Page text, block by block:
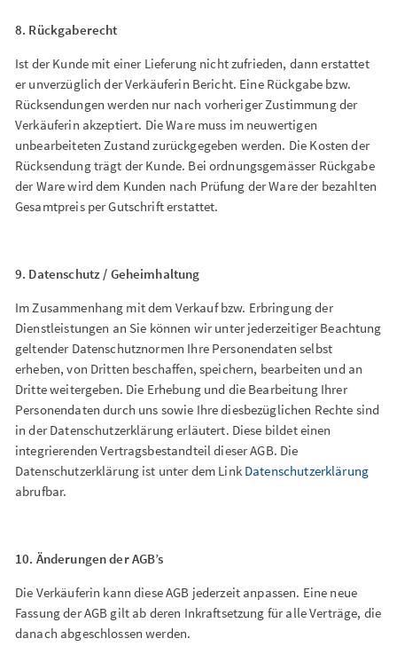
8. Rückgaberecht
Ist der Kunde mit einer Lieferung nicht zufrieden, dann erstattet
er unverzüglich der Verkäuferin Bericht. Eine Rückgabe bzw.
Rücksendungen werden nur nach vorheriger Zustimmung der
Verkäuferin akzeptiert. Die Ware muss im neuwertigen
unbearbeiteten Zustand zurückgegeben werden. Die Kosten der
Rücksendung trägt der Kunde. Bei ordnungsgemässer Rückgabe
der Ware wird dem Kunden nach Prüfung der Ware der bezahlten
Gesamtpreis per Gutschrift erstattet.
9. Datenschutz / Geheimhaltung
Im Zusammenhang mit dem Verkauf bzw. Erbringung der
Dienstleistungen an Sie können wir unter jederzeitiger Beachtung
geltender Datenschutznormen Ihre Personendaten selbst
erheben, von Dritten beschaffen, speichern, bearbeiten und an
Dritte weitergeben. Die Erhebung und die Bearbeitung Ihrer
Personendaten durch uns sowie Ihre diesbezüglichen Rechte sind
in der Datenschutzerklärung erläutert. Diese bildet einen
integrierenden Vertragsbestandteil dieser AGB. Die
Datenschutzerklärung ist unter dem Link Datenschutzerklärung
abrufbar.
10. Änderungen der AGB’s
Die Verkäuferin kann diese AGB jederzeit anpassen. Eine neue
Fassung der AGB gilt ab deren Inkraftsetzung für alle Verträge, die
danach abgeschlossen werden.